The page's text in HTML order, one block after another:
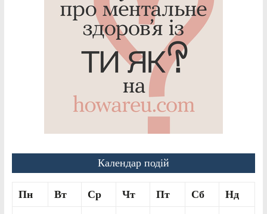
Календар подій
Пн Вт Ср Чт Пт Сб Нд